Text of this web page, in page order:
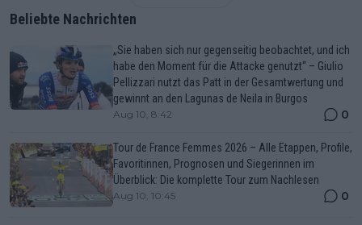
Beliebte Nachrichten
„Sie haben sich nur gegenseitig beobachtet, und ich
habe den Moment für die Attacke genutzt“ – Giulio
Pellizzari nutzt das Patt in der Gesamtwertung und
gewinnt an den Lagunas de Neila in Burgos
Aug 10, 8:42 0
Tour de France Femmes 2026 – Alle Etappen, Profile,
Favoritinnen, Prognosen und Siegerinnen im
Überblick: Die komplette Tour zum Nachlesen
Aug 10, 10:45 0